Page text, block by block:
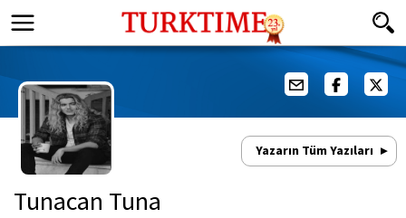
Yazarın Tüm Yazıları
Tunacan Tuna